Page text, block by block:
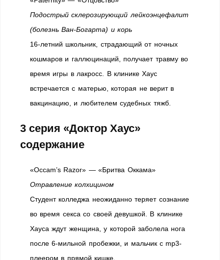
Подострый склерозирующий лейкоэнцефалит
(болезнь Ван-Богарта) и корь
16-летний школьник, страдающий от ночных
кошмаров и галлюцинаций, получает травму во
время игры в лакросс. В клинике Хаус
встречается с матерью, которая не верит в
вакцинацию, и любителем судебных тяжб.
3 серия «Доктор Хаус»
содержание
«Occam’s Razor» — «Бритва Оккама»
Отравление колхицином
Студент колледжа неожиданно теряет сознание
во время секса со своей девушкой. В клинике
Хауса ждут женщина, у которой заболела нога
после 6-мильной пробежки, и мальчик с mp3-
плеером в прямой кишке.